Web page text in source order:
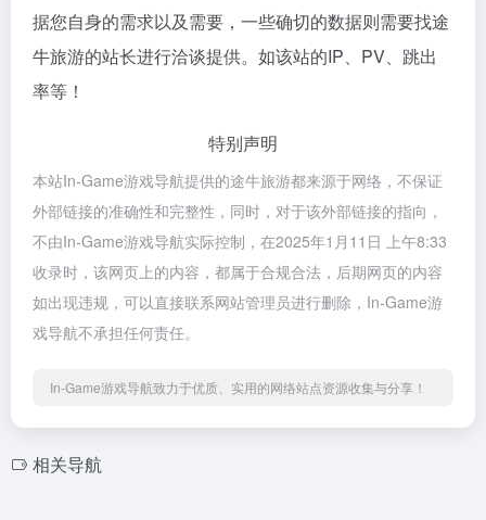
据您自身的需求以及需要，一些确切的数据则需要找途
牛旅游的站长进行洽谈提供。如该站的IP、PV、跳出
率等！
特别声明
本站In-Game游戏导航提供的途牛旅游都来源于网络，不保证
外部链接的准确性和完整性，同时，对于该外部链接的指向，
不由In-Game游戏导航实际控制，在2025年1月11日 上午8:33
收录时，该网页上的内容，都属于合规合法，后期网页的内容
如出现违规，可以直接联系网站管理员进行删除，In-Game游
戏导航不承担任何责任。
In-Game游戏导航致力于优质、实用的网络站点资源收集与分享！
相关导航